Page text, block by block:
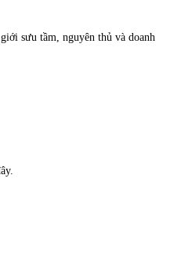
sưu tầm, nguyên thủ và doanh